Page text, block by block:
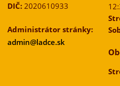
DIČ: 2020610933
Administrátor stránky:
admin@ladce.sk